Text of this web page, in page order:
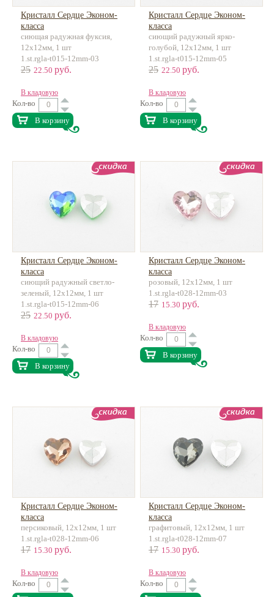
Кристалл Сердце Эконом-
класса
сиющая радужная фуксия,
12х12мм, 1 шт
1.st.rgla-t015-12mm-03
25 22.50 руб.
В кладовую
Кол-во
В корзину
Кристалл Сердце Эконом-
класса
сиющий радужный ярко-
голубой, 12х12мм, 1 шт
1.st.rgla-t015-12mm-05
25 22.50 руб.
В кладовую
Кол-во
В корзину
Кристалл Сердце Эконом-
класса
сиющий радужный светло-
зеленый, 12х12мм, 1 шт
1.st.rgla-t015-12mm-06
25 22.50 руб.
В кладовую
Кол-во
В корзину
Кристалл Сердце Эконом-
класса
розовый, 12х12мм, 1 шт
1.st.rgla-t028-12mm-03
17 15.30 руб.
В кладовую
Кол-во
В корзину
Кристалл Сердце Эконом-
класса
персиковый, 12х12мм, 1 шт
1.st.rgla-t028-12mm-06
17 15.30 руб.
В кладовую
Кол-во
Кристалл Сердце Эконом-
класса
графитовый, 12х12мм, 1 шт
1.st.rgla-t028-12mm-07
17 15.30 руб.
В кладовую
Кол-во